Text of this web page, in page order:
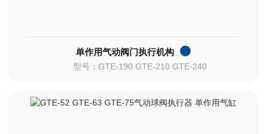
单作用气动阀门执行机构
型号：GTE-190 GTE-210 GTE-240